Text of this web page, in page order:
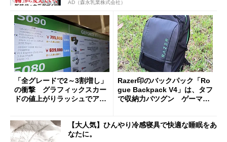
AD（森永乳業株式会社）
「全グレードで2～3割増し」
の衝撃 グラフィックスカー
ドの値上がりラッシュでアキ
Razer印のバックパック「Ro
gue Backpack V4」は、タフ
で収納力バツグン ゲーマー
【大人気】ひんやり冷感寝具で快適な睡眠をあ
なたに。